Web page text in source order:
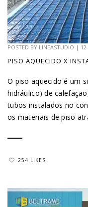
POSTED BY LINEASTUDIO | 12
PISO AQUECIDO X
O piso aquecido é um
hidráulico) de
tubos instalados no
os materiais de piso
254 LIKES